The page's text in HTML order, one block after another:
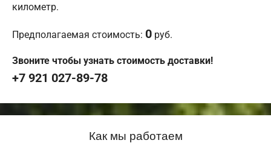
километр.
Предполагаемая стоимость: 0 руб.
Звоните чтобы узнать стоимость доставки!
+7 921 027-89-78
Как мы работаем